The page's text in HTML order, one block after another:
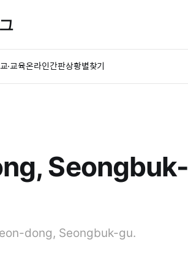
·교육온라인간판상황별찾기
Seongbuk-
dong, Seongbuk-gu.